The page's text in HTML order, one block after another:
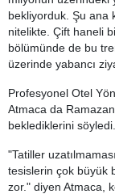
bekliyorduk. Şu ana
nitelikte. Çift haneli
bölümünde de bu
üzerinde yabancı
Profesyonel Otel
Atmaca da
beklediklerini söyledi.
"Tatiller
tesislerin çok büyük
zor." diyen Atmaca,